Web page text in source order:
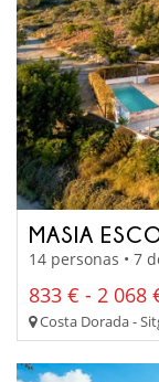
MASIA
14 personas • 7
833 € - 2 068
Costa Dorada -